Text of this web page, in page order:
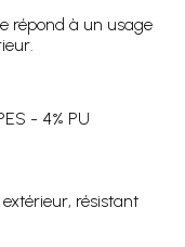
répond à un usage
- 4% PU
résistant